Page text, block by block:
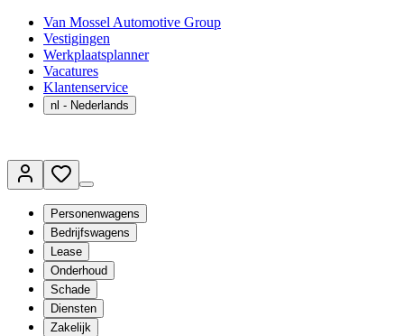
Van Mossel Automotive Group
Vestigingen
Werkplaatsplanner
Vacatures
Klantenservice
nl - Nederlands
Personenwagens
Bedrijfswagens
Lease
Onderhoud
Schade
Diensten
Zakelijk